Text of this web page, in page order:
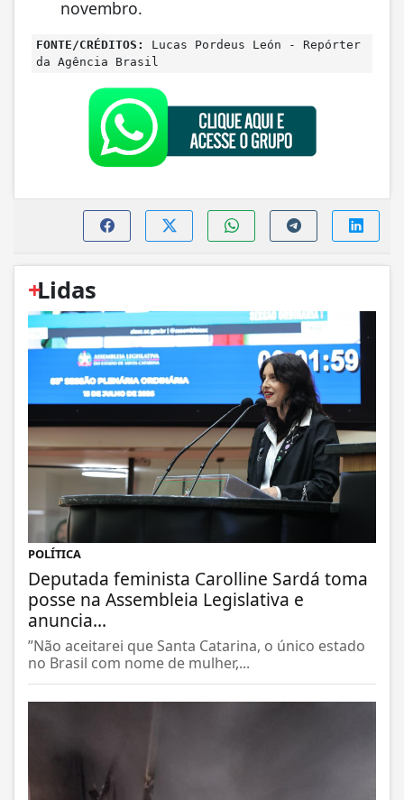
novembro.
FONTE/CRÉDITOS:
Lucas Pordeus León - Repórter
da Agência Brasil
+
Lidas
POLÍTICA
Deputada feminista Carolline Sardá toma
posse na Assembleia Legislativa e
anuncia...
”Não aceitarei que Santa Catarina, o único estado
no Brasil com nome de mulher,...